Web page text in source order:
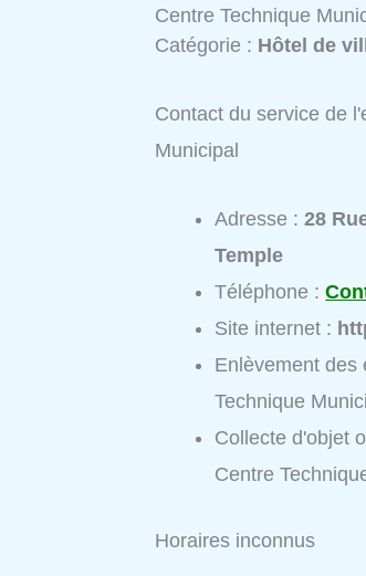
Centre Technique
Catégorie : Hôtel de
Contact du service de
Municipal
Adresse :28
Temple
Téléphone :
Site internet :
Enlèvement des
Technique
Collecte d'objet
Centre
Horaires inconnus